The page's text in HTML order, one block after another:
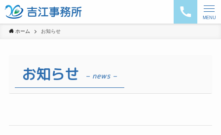
MENU
ホーム お知らせ
お知らせ – news –